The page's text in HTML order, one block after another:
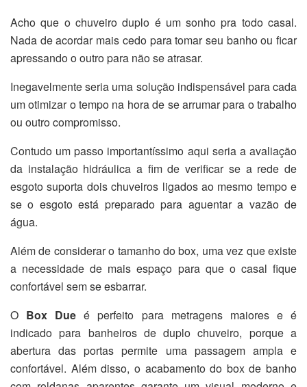
Acho que o chuveiro duplo é um sonho pra todo casal.
Nada de acordar mais cedo para tomar seu banho ou ficar
apressando o outro para não se atrasar.
Inegavelmente seria uma solução indispensável para cada
um otimizar o tempo na hora de se arrumar para o trabalho
ou outro compromisso.
Contudo um passo importantíssimo aqui seria a avaliação
da instalação hidráulica a fim de verificar se a rede de
esgoto suporta dois chuveiros ligados ao mesmo tempo e
se o esgoto está preparado para aguentar a vazão de
água.
Além de considerar o tamanho do box, uma vez que existe
a necessidade de mais espaço para que o casal fique
confortável sem se esbarrar.
O Box Due é perfeito para metragens maiores e é
indicado para banheiros de duplo chuveiro, porque a
abertura das portas permite uma passagem ampla e
confortável. Além disso, o acabamento do box de banho